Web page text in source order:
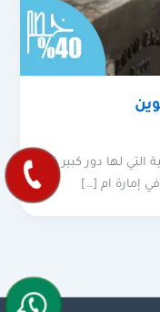
لها دور كبير في
في إمارة ام […]